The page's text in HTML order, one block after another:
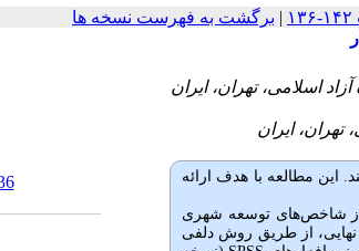
| برگشت به فهرست نسخه ها
مطالعه با هدف ارائه
اولیه‌ای از شاخص‌های توسعه شهری
از طریق روش دلفی